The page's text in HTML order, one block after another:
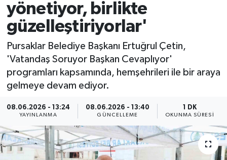
yönetiyor, birlikte
güzelleştiriyorlar'
Pursaklar Belediye Başkanı Ertuğrul Çetin,
'Vatandaş Soruyor Başkan Cevaplıyor'
programları kapsamında, hemşehrileri ile bir araya
gelmeye devam ediyor.
08.06.2026 - 13:24
YAYINLANMA
08.06.2026 - 13:40
GÜNCELLEME
1 DK
OKUNMA SÜRESI
Bölge
Advertising news
Canlı Maç
Dış Haberler
Dünya
Son Dakika Haberleri
Haber Arşivi